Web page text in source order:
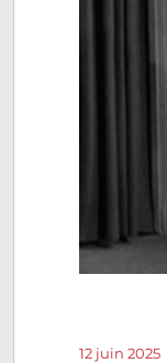
Publié
12 juin 2025